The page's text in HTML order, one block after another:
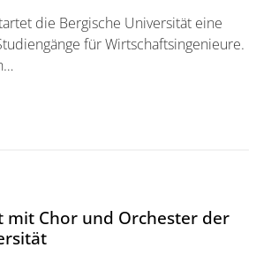
die Bergische Universität eine
für Wirtschaftsingenieure.
Wirtschaftsingenieure: Jetzt
mit Chor und Orchester der